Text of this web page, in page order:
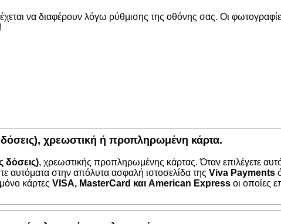
να διαφέρουν λόγω ρύθμισης της οθόνης σας. Οι
χρεωστική ή προπληρωμένη κάρτα.
δόσεις), χρεωστικής προπληρωμένης κάρτας. Όταν επιλέγετε
αυτόματα στην απόλυτα ασφαλή ιστοσελίδα της Viva Payments
κάρτες VISA, MasterCard και American Express οι οποίες